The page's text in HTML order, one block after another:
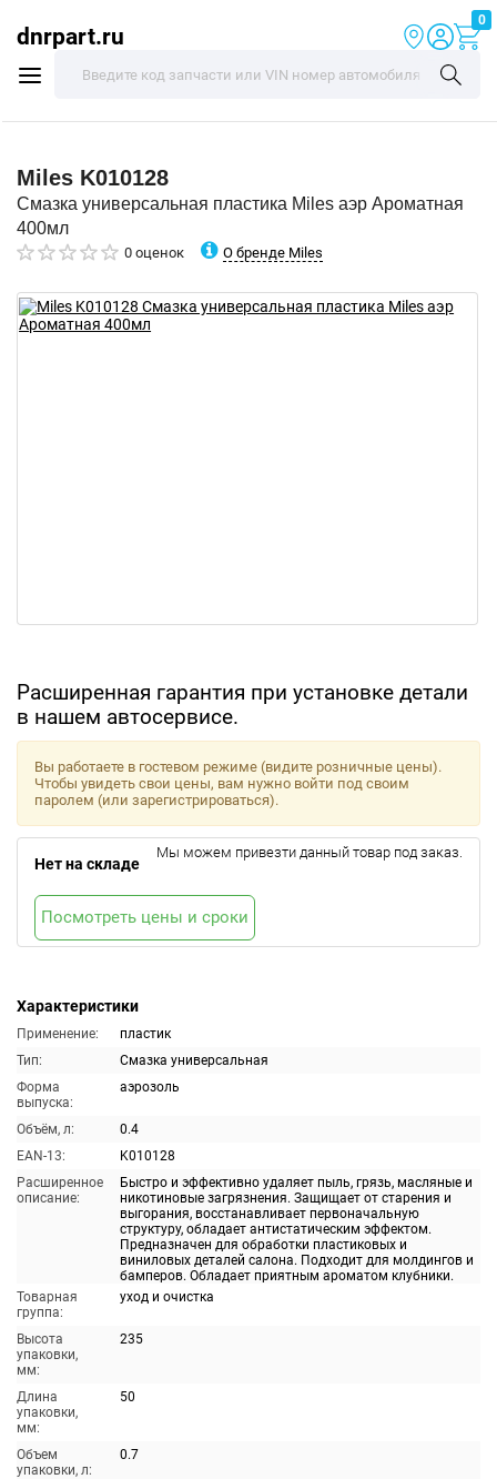
dnrpart.ru
0
Miles K010128
Смазка универсальная пластика Miles аэр Ароматная
400мл
0 оценок О бренде Miles
Расширенная гарантия при установке детали
в нашем автосервисе.
Характеристики
Применение:
пластик
Тип:
Смазка универсальная
Форма
выпуска:
аэрозоль
Объём, л:
0.4
EAN-13:
K010128
Расширенное
описание:
Быстро и эффективно удаляет пыль, грязь, масляные и
никотиновые загрязнения. Защищает от старения и
выгорания, восстанавливает первоначальную
структуру, обладает антистатическим эффектом.
Предназначен для обработки пластиковых и
виниловых деталей салона. Подходит для молдингов и
бамперов. Обладает приятным ароматом клубники.
Товарная
группа:
уход и очистка
Высота
упаковки,
мм:
235
Длина
упаковки,
мм:
50
Объем
упаковки, л:
0.7
Вы работаете в гостевом режиме (видите розничные цены).
Чтобы увидеть свои цены, вам нужно войти под своим
паролем (или зарегистрироваться).
Нет на складе
Мы можем привезти данный товар под заказ.
Посмотреть цены и сроки